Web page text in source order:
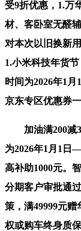
受9折优惠，1.万
材、客卧室无醛
对本次以旧换新
1.小米科技年货
时间为2026年1
京东专区优惠券一
加油满200减30
为2026年1月1日
高补助1000元。
分期客户审批通
策，满49999元赠
权或购车终身质保